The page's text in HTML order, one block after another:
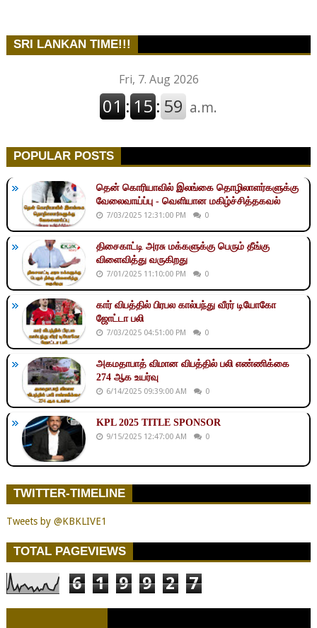
SRI LANKAN TIME!!!
POPULAR POSTS
தென் கொரியாவில் இலங்கை தொழிலாளர்களுக்கு
வேலைவாய்ப்பு - வெளியான மகிழ்ச்சித்தகவல்
7/03/2025 12:31:00 PM 0
திசைகாட்டி அரசு மக்களுக்கு பெரும் தீங்கு
விளைவித்து வருகிறது
7/01/2025 11:10:00 PM 0
கார் விபத்தில் பிரபல கால்பந்து வீரர் டியோகோ
ஜோட்டா பலி
7/03/2025 04:51:00 PM 0
அகமதாபாத் விமான விபத்தில் பலி எண்ணிக்கை
274 ஆக உயர்வு
6/14/2025 09:39:00 AM 0
KPL 2025 TITLE SPONSOR
9/15/2025 12:47:00 AM 0
TWITTER-TIMELINE
Tweets by @KBKLIVE1
TOTAL PAGEVIEWS
6 1 9 9 2 7